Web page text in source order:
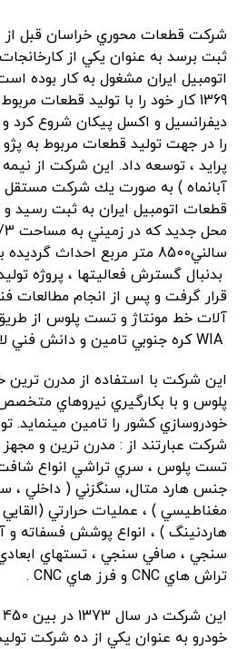
شركت‌ قطعات‌ محوري‌ خراسان‌ قبل‌
ثبت‌ برسد به‌ عنوان‌ يكي‌ از
اتومبيل‌ ايران‌ مشغول‌ به‌ كار بوده‌
1369 كار خود را با توليد قطعات‌
ديفرانسيل‌ و اكسل‌ پيكان‌ شروع‌ كرد
آبانماه ‌) به‌ صورت‌ يك‌ شركت‌
سالني‌8500 متر مربع‌ احداث‌
بدنبال گسترش فعاليتها ، پروژه
قرار گرفت و پس از انجام مطالعات
آلات خط مونتاژ و تست پلوس از
WIA كره جنوبي تامين و دانش فني لازم نيز انتقال يافت.
اين شركت با استفاده از مدرن
پلوس و با بكارگيري نيروهاي متخصص
خودروسازي كشور را تامين مينمايد.
شركت عبارتند از : مدرن ترين و
تست پلوس ، سري تراشي انواع شافت
جنس هارد متال، سنگزني ( داخلي ،
مغناطيسي ) ، عمليات حرارتي (القايي
هاردنينگ ) ، انواع پوشش فسفاته
سنجي ، صافي سنجي ، تستهاي
تراش هاي CNC و فرز هاي CNC .
خودرو به‌ عنوان‌ يكي‌ از ده‌ شركت‌